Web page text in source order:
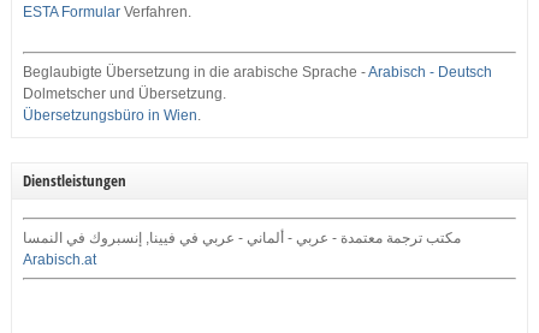
ESTA FormularVerfahren.
Beglaubigte Übersetzung in die arabische Sprache -Arabisch - Deutsch
Dolmetscher und Übersetzung.
Übersetzungsbüro in Wien.
Dienstleistungen
مكتب ترجمة معتمدة - عربي - ألماني - عربي في فيينا, إنسبروك في النمسا
Arabisch.at